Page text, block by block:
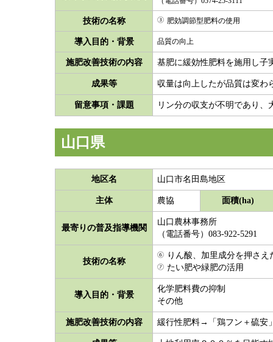
技術の名称 肥効調節型肥料の使用
導入目的・背景 品質の向上
施肥改善技術の内容 基肥に緩効性肥料を施用し子
成果等 収量は向上したが品質は変わ
留意事項・課題 リン分の収支が不明であり
山口県
地区名 山口市名田島地区
主体 農協 面積(ha)
最寄りの普及指導機関
山口農林事務所
（電話番号）083-922-5291
技術の名称
りん酸、加里成分を押さ
たい肥や緑肥の活用
導入目的・背景
化学肥料費の抑制
その他
施肥改善技術の内容 緩行性肥料→「鶏フン＋硫安